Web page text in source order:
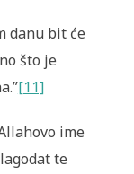
danu bit će
što je
[11]
ime
te